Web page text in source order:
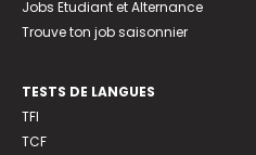
Jobs Etudiant et Alternance
Trouve ton job saisonnier
TESTS DE LANGUES
TFI
TCF